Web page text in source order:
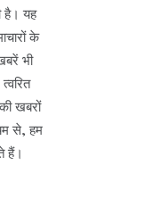
है। यह
के
भी
खबरों
से, हम
हैं।